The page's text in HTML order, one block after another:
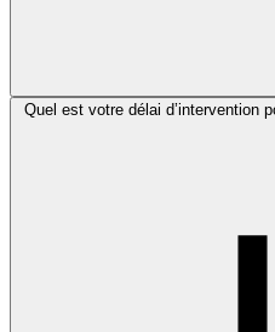
Quel est votre délai d’intervention